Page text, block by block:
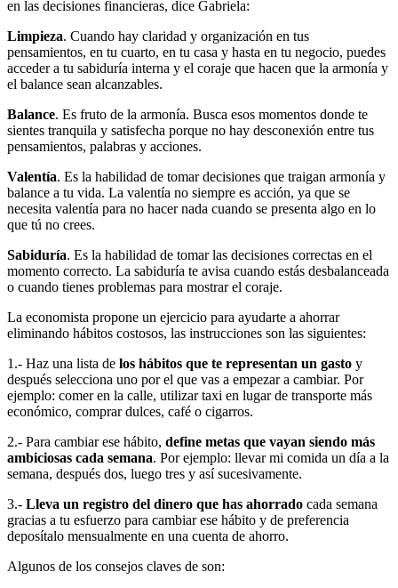
en las decisiones financieras, dice Gabriela:
Limpieza. Cuando hay claridad y organización en tus
pensamientos, en tu cuarto, en tu casa y hasta en tu negocio, puedes
acceder a tu sabiduría interna y el coraje que hacen que la armonía y
el balance sean alcanzables.
Balance. Es fruto de la armonía. Busca esos momentos donde te
sientes tranquila y satisfecha porque no hay desconexión entre tus
pensamientos, palabras y acciones.
Valentía. Es la habilidad de tomar decisiones que traigan armonía y
balance a tu vida. La valentía no siempre es acción, ya que se
necesita valentía para no hacer nada cuando se presenta algo en lo
que tú no crees.
Sabiduría. Es la habilidad de tomar las decisiones correctas en el
momento correcto. La sabiduría te avisa cuando estás desbalanceada
o cuando tienes problemas para mostrar el coraje.
La economista propone un ejercicio para ayudarte a ahorrar
eliminando hábitos costosos, las instrucciones son las siguientes:
1.- Haz una lista de los hábitos que te representan un gasto y
después selecciona uno por el que vas a empezar a cambiar. Por
ejemplo: comer en la calle, utilizar taxi en lugar de transporte más
económico, comprar dulces, café o cigarros.
2.- Para cambiar ese hábito, define metas que vayan siendo más
ambiciosas cada semana. Por ejemplo: llevar mi comida un día a la
semana, después dos, luego tres y así sucesivamente.
3.- Lleva un registro del dinero que has ahorrado cada semana
gracias a tu esfuerzo para cambiar ese hábito y de preferencia
deposítalo mensualmente en una cuenta de ahorro.
Algunos de los consejos claves de son: